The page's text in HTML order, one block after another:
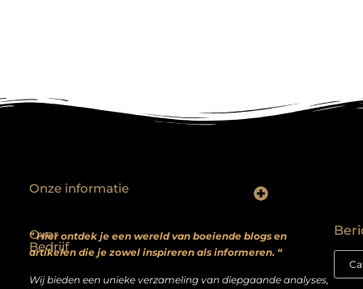
Over
Bedrijf
” Hier ontdek je een wereld van boeiende blogs en
artikelen die je zowel inspireren als informeren. “
Wij bieden een unieke verzameling van diepgaande analyses,
Onze informatie